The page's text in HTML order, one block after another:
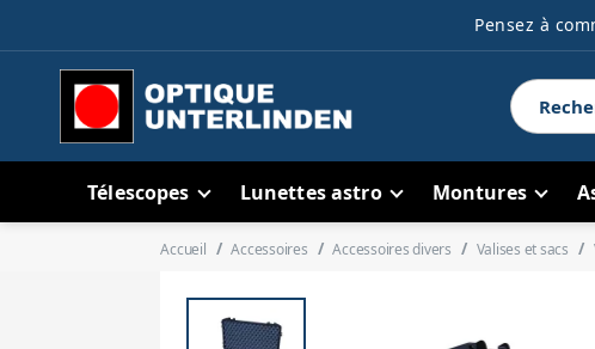
Pensez à
Télescopes Lunettes astro Montures
Accueil Accessoires Accessoires divers Valises et sacs